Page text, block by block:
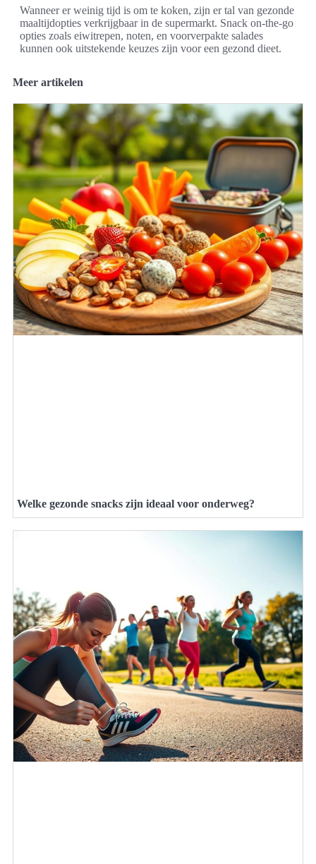
Wanneer er weinig tijd is om te koken, zijn er tal van gezonde
maaltijdopties verkrijgbaar in de supermarkt. Snack on-the-go
opties zoals eiwitrepen, noten, en voorverpakte salades
kunnen ook uitstekende keuzes zijn voor een gezond dieet.
Meer artikelen
Welke gezonde snacks zijn ideaal voor onderweg?